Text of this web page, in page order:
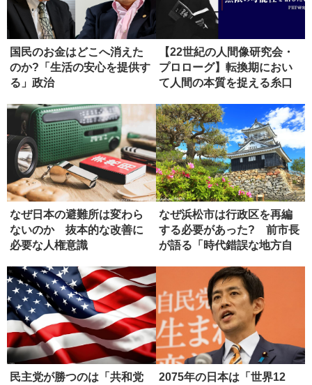
国民のお金はどこへ消えた
のか?「生活の安心を提供す
る」政治
【22世紀の人間像研究会・
プロローグ】転換期におい
て人間の本質を捉える糸口
なぜ日本の避難所は変わら
ないのか 抜本的な改善に
必要な人権意識
なぜ浜松市は行政区を再編
する必要があった? 前市長
が語る「時代錯誤な地方自
民主党が勝つのは「共和党
2075年の日本は「世界12